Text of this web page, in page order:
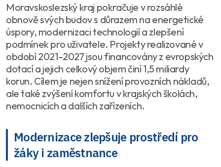
Moravskoslezský kraj pokračuje v rozsáhlé
obnově svých budov s důrazem na energetické
úspory, modernizaci technologií a zlepšení
podmínek pro uživatele. Projekty realizované v
období 2021–2027 jsou financovány z evropských
dotací a jejich celkový objem činí 1,5 miliardy
korun. Cílem je nejen snížení provozních nákladů,
ale také zvýšení komfortu v krajských školách,
nemocnicích a dalších zařízeních.
Modernizace zlepšuje prostředí pro
žáky i zaměstnance